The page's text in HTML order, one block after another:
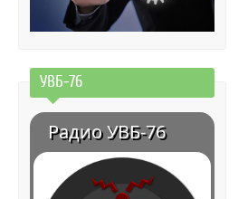
УВБ-76
Радио УВБ-76